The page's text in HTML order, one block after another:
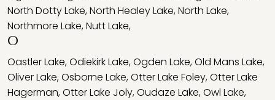
North Dotty Lake,North Healey Lake,North Lake,
Northmore Lake,Nutt Lake,
O
Oastler Lake,Odiekirk Lake,Ogden Lake,Old Mans Lake,
Oliver Lake,Osborne Lake,Otter Lake Foley,Otter Lake
Hagerman,Otter Lake Joly,Oudaze Lake,Owl Lake,